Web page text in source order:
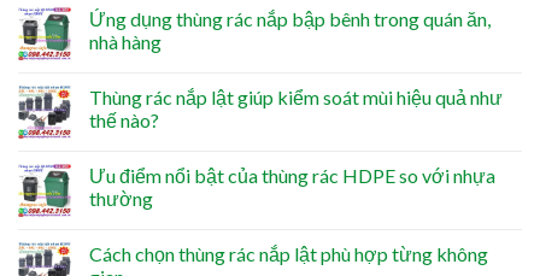
Ứng dụng thùng rác nắp bập bênh trong quán ăn,
nhà hàng
Thùng rác nắp lật giúp kiểm soát mùi hiệu quả như
thế nào?
Ưu điểm nổi bật của thùng rác HDPE so với nhựa
thường
Cách chọn thùng rác nắp lật phù hợp từng không